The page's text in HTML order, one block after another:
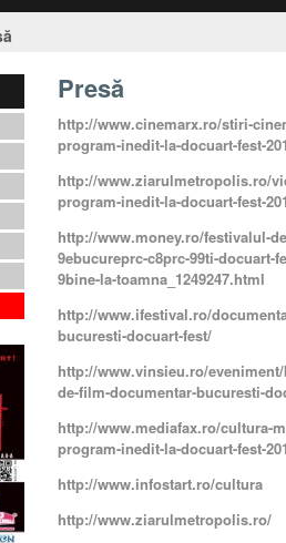
Presă
http://www.cinemarx.ro/stiri-
program-inedit-la-docuart-fest-
http://www.ziarulmetropolis.ro/
program-inedit-la-docuart-fest-
http://www.money.ro/festivalul-
9ebucureprc-c8prc-99ti-docuart-
9bine-la-toamna_1249247.html
http://www.ifestival.ro/
bucuresti-docuart-fest/
http://www.vinsieu.ro/
de-film-documentar-bucuresti-
http://www.mediafax.ro/cultura-
program-inedit-la-docuart-fest-
http://www.infostart.ro/cultura
http://www.ziarulmetropolis.ro/